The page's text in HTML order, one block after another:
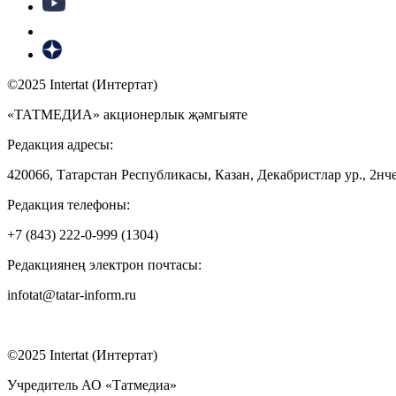
©2025 Intertat (Интертат)
«ТАТМЕДИА» акционерлык җәмгыяте
Редакция адресы:
420066, Татарстан Республикасы, Казан, Декабристлар ур.,
Редакция телефоны:
+7 (843) 222-0-999 (1304)
Редакциянең электрон почтасы:
infotat@tatar-inform.ru
©2025 Intertat (Интертат)
Учредитель АО «Татмедиа»